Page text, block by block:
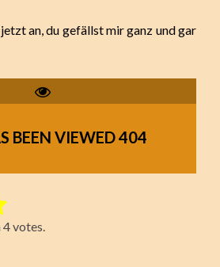
an, du gefällst mir ganz und gar
BEEN VIEWED404
votes.